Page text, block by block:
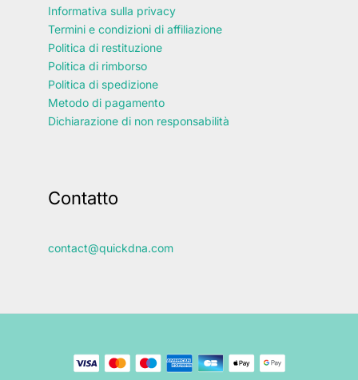
Informativa sulla privacy
Termini e condizioni di affiliazione
Politica di restituzione
Politica di rimborso
Politica di spedizione
Metodo di pagamento
Dichiarazione di non responsabilità
Contatto
contact@quickdna.com